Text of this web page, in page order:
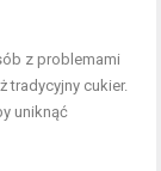
z problemami
tradycyjny cukier.
uniknąć